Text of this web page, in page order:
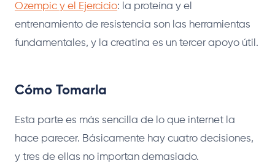
Ozempic y el Ejercicio: la proteína y el
entrenamiento de resistencia son las herramientas
fundamentales, y la creatina es un tercer apoyo útil.
Cómo Tomarla
Esta parte es más sencilla de lo que internet la
hace parecer. Básicamente hay cuatro decisiones,
y tres de ellas no importan demasiado.